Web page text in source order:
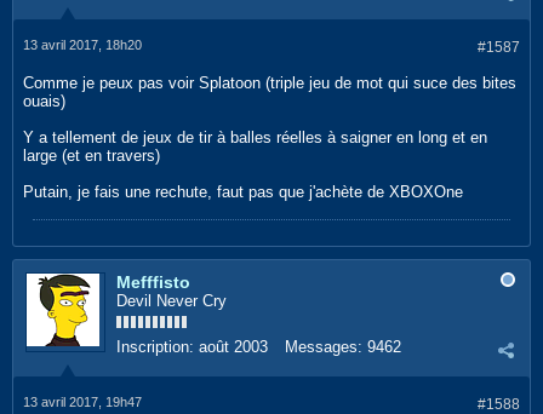
#1587
13 avril 2017, 18h20
Comme je peux pas voir Splatoon (triple jeu de mot qui suce des bites
ouais)
Y a tellement de jeux de tir à balles réelles à saigner en long et en
large (et en travers)
Putain, je fais une rechute, faut pas que j'achète de XBOXOne
Mefffisto
Devil Never Cry
Inscription: août 2003 Messages: 9462
#1588
13 avril 2017, 19h47